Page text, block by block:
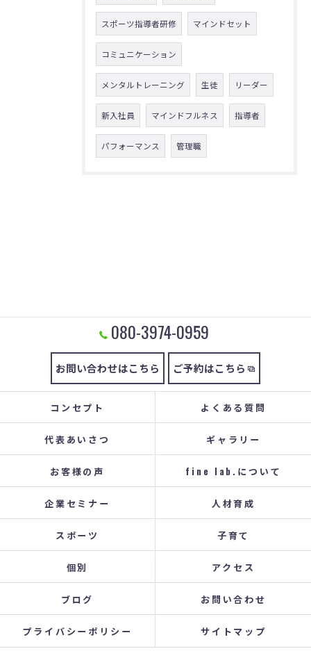
スポーツ指導者研修 マインドセット
コミュニケーション
メンタルトレーニング 生徒 リーダー
新入社員 マインドフルネス 指導者
パフォーマンス 管理職
080-3974-0959
お問い合わせはこちら ご予約はこちら
コンセプト よくある質問
代表あいさつ ギャラリー
お客様の声 fine lab.について
企業セミナー 人材育成
スポーツ 子育て
個別 アクセス
ブログ お問い合わせ
プライバシーポリシー サイトマップ